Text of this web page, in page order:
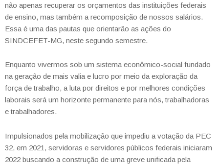
não apenas recuperar os orçamentos das instituições federais
de ensino, mas também a recomposição de nossos salários.
Essa é uma das pautas que orientarão as ações do
SINDCEFET-MG, neste segundo semestre.
Enquanto vivermos sob um sistema econômico-social fundado
na geração de mais valia e lucro por meio da exploração da
força de trabalho, a luta por direitos e por melhores condições
laborais será um horizonte permanente para nós, trabalhadoras
e trabalhadores.
Impulsionados pela mobilização que impediu a votação da PEC
32, em 2021, servidoras e servidores públicos federais iniciaram
2022 buscando a construção de uma greve unificada pela